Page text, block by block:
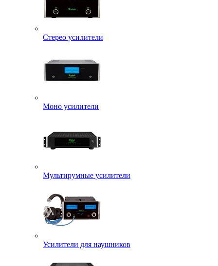
Стерео усилители
Моно усилители
Мультирумные усилители
Усилители для наушников